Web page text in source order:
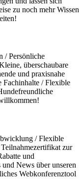
zu noch mehr Wissen
/ Persönliche
überschaubare
und praxisnahe
Fachinhalte / Flexible
/ Flexible
zur
und
News über unseren
Webkonferenztool